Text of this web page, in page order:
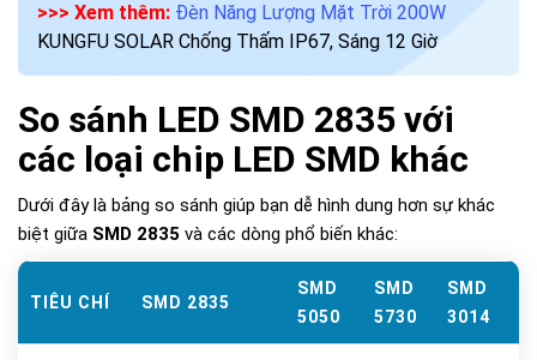
>>> Xem thêm: Đèn Năng Lượng Mặt Trời 200W
KUNGFU SOLAR Chống Thấm IP67, Sáng 12 Giờ
So sánh LED SMD 2835 với
các loại chip LED SMD khác
Dưới đây là bảng so sánh giúp bạn dễ hình dung hơn sự khác
biệt giữa SMD 2835 và các dòng phổ biến khác:
TIÊU CHÍ SMD 2835
SMD
5050
SMD
5730
SMD
3014